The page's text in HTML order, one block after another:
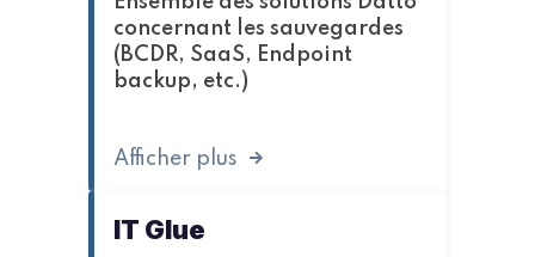
concernant les sauvegardes
(BCDR, SaaS, Endpoint
backup, etc.)
Afficher plus
IT Glue